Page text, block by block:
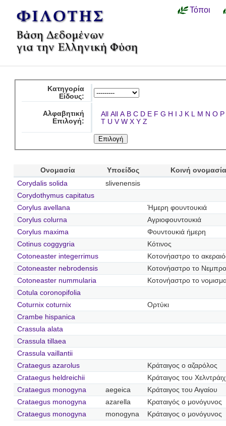
Τόποι
Κατηγορία
Είδους:
Αλφαβητική
Επιλογή:
All All A B C D E F G H I J K L M N O P
T U V W X Y Z
Ονομασία Υποείδος
Κοινή
Corydalis solida
slivenensis
Corydothymus capitatus
Corylus avellana
Ήμερη φουντουκιά
Corylus colurna
Αγριοφουντουκιά
Corylus maxima
Φουντουκιά ήμερη
Cotinus coggygria
Κότινος
Cotoneaster integerrimus
Κοτονήαστρο το
Cotoneaster nebrodensis
Κοτονήαστρο το
Cotoneaster nummularia
Κοτονήαστρο το
Cotula coronopifolia
Coturnix coturnix
Ορτύκι
Crambe hispanica
Crassula alata
Crassula tillaea
Crassula vaillantii
Crataegus azarolus
Κράταιγος ο αζαρόλος
Crataegus heldreichii
Κράταιγος του Χελντράιχ
Crataegus monogyna
aegeica
Κράταιγος του Αιγαίου
Crataegus monogyna
azarella
Κραταιγός ο μονόγυνος
Crataegus monogyna
monogyna Κράταιγος ο μονόγυνος